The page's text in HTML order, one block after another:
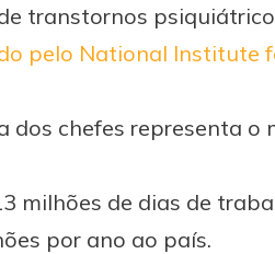
transtornos
pelo National Institute
chefes representa o
milhões de dias de
por ano ao país.